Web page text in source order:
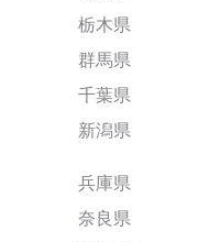
栃木県
群馬県
千葉県
新潟県
兵庫県
奈良県